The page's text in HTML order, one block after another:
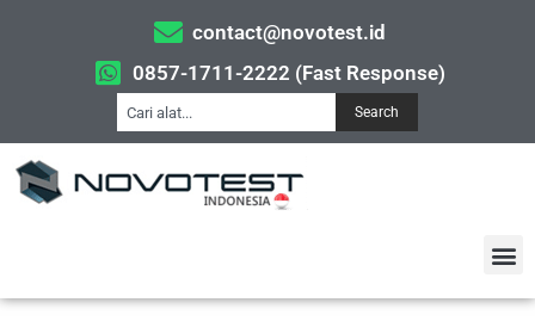
contact@novotest.id
0857-1711-2222 (Fast Response)
Search